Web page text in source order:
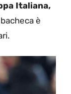
Italiana,
è